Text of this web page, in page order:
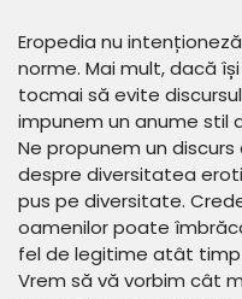
Eropedia nu
norme. Mai mult, dacă
tocmai să evite
impunem un anume stil
Ne propunem un
despre diversitatea
pus pe diversitate.
oamenilor poate
fel de legitime atât
Vrem să vă vorbim cât